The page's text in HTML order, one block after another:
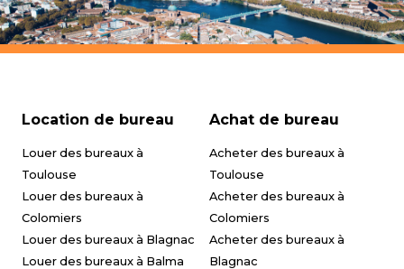
Location de bureau
Louer des bureaux à
Toulouse
Louer des bureaux à
Colomiers
Louer des bureaux à Blagnac
Louer des bureaux à Balma
Achat de bureau
Acheter des bureaux à
Toulouse
Acheter des bureaux à
Colomiers
Acheter des bureaux à
Blagnac